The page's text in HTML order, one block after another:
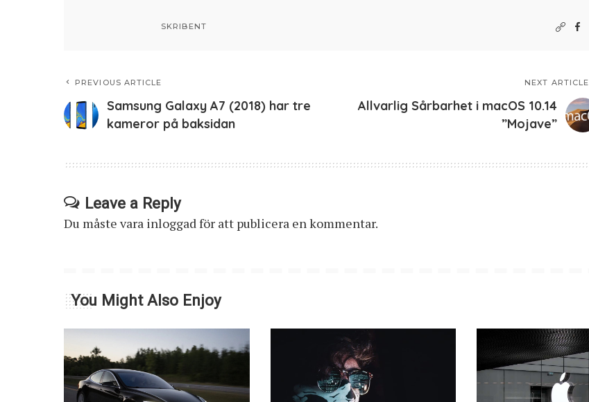
SKRIBENT
PREVIOUS ARTICLE
Samsung Galaxy A7 (2018) har tre
kameror på baksidan
NEXT ARTICLE
Allvarlig Sårbarhet i macOS 10.14
”Mojave”
Leave a Reply
Du måste vara inloggad för att publicera en kommentar.
You Might Also Enjoy